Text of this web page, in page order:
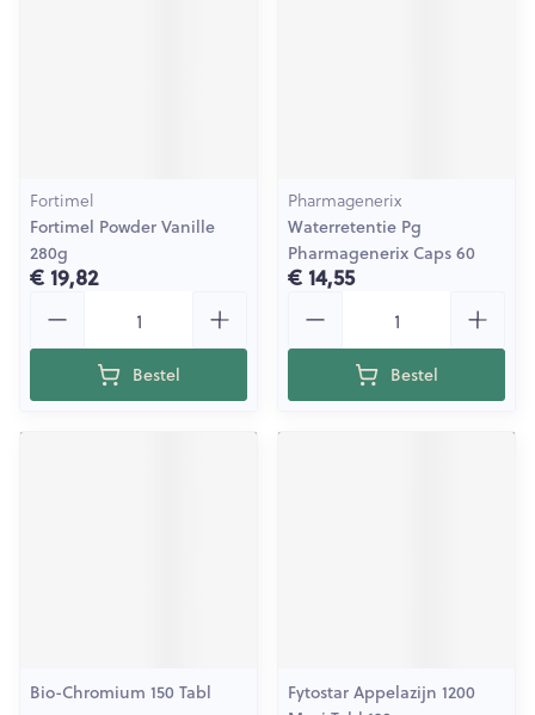
Fortimel
Fortimel Powder Vanille
280g
€ 19,82
Bestel
Pharmagenerix
Waterretentie Pg
Pharmagenerix Caps 60
€ 14,55
Bestel
Bio-Chromium 150 Tabl
Fytostar Appelazijn 1200